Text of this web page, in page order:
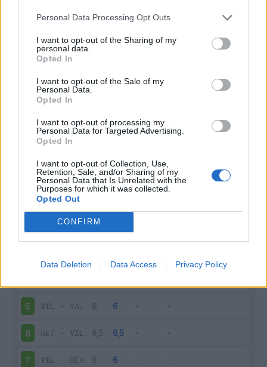
Personal Data Processing Opt Outs
I want to opt-out of the Sharing of my
personal data.
Opted In
I want to opt-out of the Sale of my
Personal Data.
Opted In
I want to opt-out of processing my
Personal Data for Targeted Advertising.
Opted In
I want to opt-out of Collection, Use,
Retention, Sale, and/or Sharing of my
Personal Data that Is Unrelated with the
Purposes for which it was collected.
Opted Out
CONFIRM
Data Deletion Data Access Privacy Policy
Infortunato 0 - 0%
Inutilizzato
Scarica riepilogo
stagionale
Giornata Voto FV Entrato Uscito Bonus/Malus
BAR-VIL
-VIL
5 VIL - VAL
6 GET - VIL
7 VIL - REA